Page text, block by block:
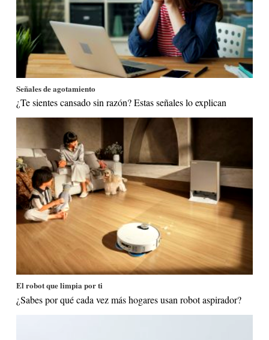
Señales de agotamiento
¿Te sientes cansado sin razón? Estas señales lo explican
El robot que limpia por ti
¿Sabes por qué cada vez más hogares usan robot aspirador?